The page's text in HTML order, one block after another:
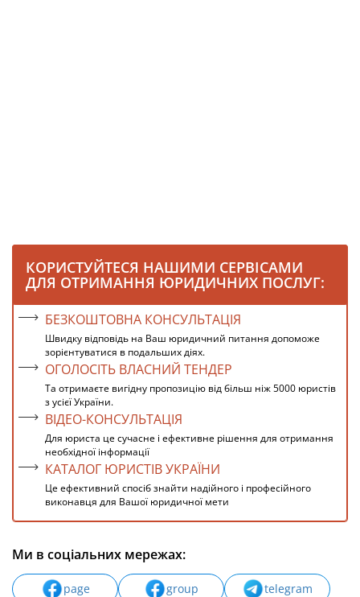
КОРИСТУЙТЕСЯ НАШИМИ СЕРВІСАМИ
ДЛЯ ОТРИМАННЯ ЮРИДИЧНИХ ПОСЛУГ:
БЕЗКОШТОВНА КОНСУЛЬТАЦІЯ
Швидку відповідь на Ваш юридичний питання допоможе
зорієнтуватися в подальших діях.
ОГОЛОСІТЬ ВЛАСНИЙ ТЕНДЕР
Та отримаєте вигідну пропозицію від більш ніж 5000 юристів
з усієї України.
ВІДЕО-КОНСУЛЬТАЦІЯ
Для юриста це сучасне і ефективне рішення для отримання
необхідної інформації
КАТАЛОГ ЮРИСТІВ УКРАЇНИ
Це ефективний спосіб знайти надійного і професійного
виконавця для Вашої юридичної мети
Ми в соціальних мережах:
page group
telegram